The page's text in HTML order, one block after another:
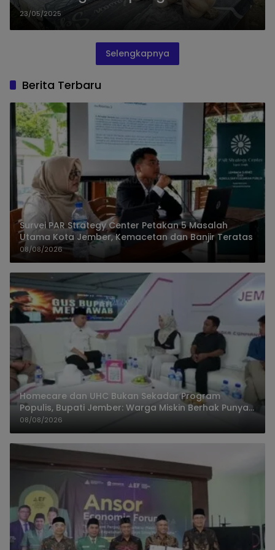
23/05/2025
Selengkapnya
Berita Terbaru
Survei PAR Strategy Center Petakan 5 Masalah
Utama Kota Jember, Kemacetan dan Banjir Teratas
08/08/2026
Homecare dan UHC Bukan Sekadar Program
Populis, Bupati Jember: Warga Miskin Berhak Punya
Akses Dokter Keluarga
08/08/2026